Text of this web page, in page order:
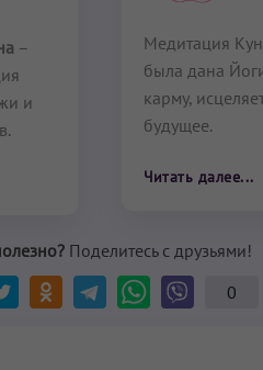
–
и
Медитация
была дана
карму,
будущее.
Читать далее...
Поделитесь с друзьями!
0